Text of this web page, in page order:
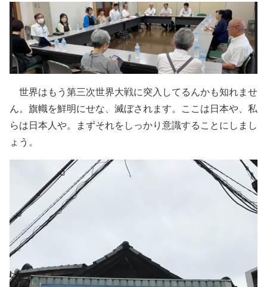
世界はもう第三次世界大戦に突入してるんかも知れませ
ん。旗幟を鮮明にせな、滅ぼされます。ここは日本や、私
らは日本人や。まずそれをしっかり意識することにしまし
ょう。